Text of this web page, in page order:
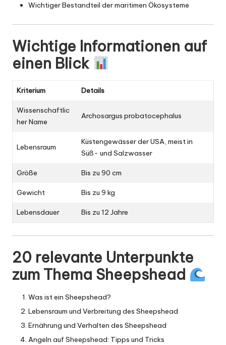
Wichtiger Bestandteil der maritimen Ökosysteme
Wichtige Informationen auf
einen Blick
Kriterium Details
Wissenschaftlic
her Name
Archosargus probatocephalus
Lebensraum
Küstengewässer der USA, meist in
Süß- und Salzwasser
Größe Bis zu 90 cm
Gewicht Bis zu 9 kg
Lebensdauer Bis zu 12 Jahre
20 relevante Unterpunkte
zum Thema Sheepshead
Was ist ein Sheepshead?
Lebensraum und Verbreitung des Sheepshead
Ernährung und Verhalten des Sheepshead
Angeln auf Sheepshead: Tipps und Tricks